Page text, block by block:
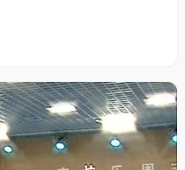
姐的行为教会了睿颖去体谅别人，不
因是想实现姐姐当年未能实现的梦
的性格比我还激烈，每次我状态不好
同学和老师
能考上状元，除了长期以来的勤奋努
素，"我不是很有天分，但是同学们都
颖参加过一次高考，老师和家长们都
大是绝对没有问题的，纷纷劝她当年
颖的目标，她不甘心就这样的走掉，
又一脸平静的走进了教室继续学习，